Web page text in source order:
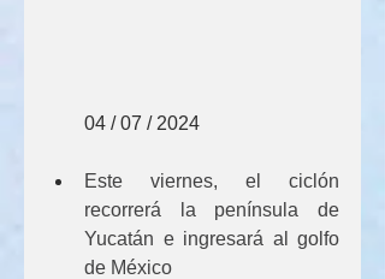
        04 / 07 / 2024
Este viernes, el ciclón
recorrerá la península de
Yucatán e ingresará al golfo
de México